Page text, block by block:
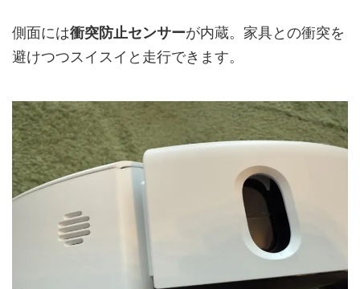
側面には衝突防止センサーが内蔵。家具との衝突を
避けつつスイスイと走行できます。